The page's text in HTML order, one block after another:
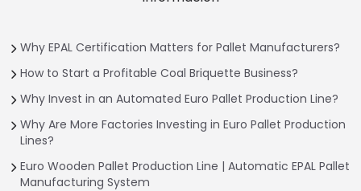
Why EPAL Certification Matters for Pallet Manufacturers?
How to Start a Profitable Coal Briquette Business?
Why Invest in an Automated Euro Pallet Production Line?
Why Are More Factories Investing in Euro Pallet Production
Lines?
Euro Wooden Pallet Production Line | Automatic EPAL Pallet
Manufacturing System